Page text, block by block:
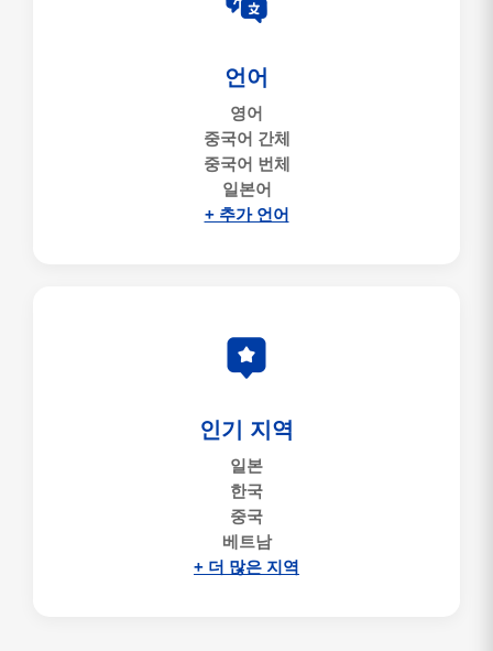
언어
영어
중국어 간체
중국어 번체
일본어
+ 추가 언어
인기 지역
일본
한국
중국
베트남
+ 더 많은 지역